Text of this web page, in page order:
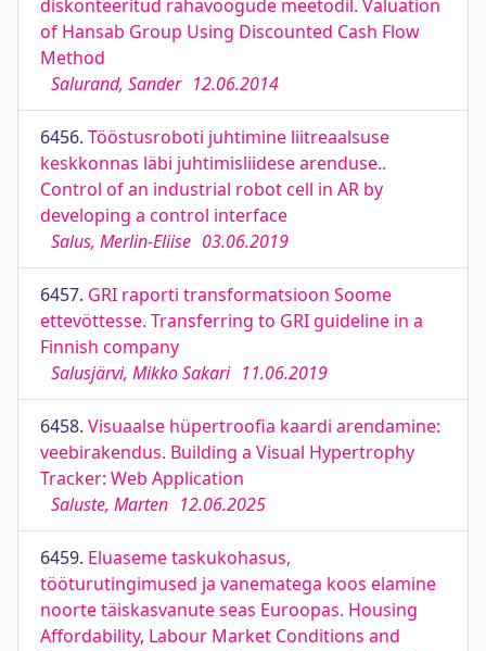
diskonteeritud rahavoogude meetodil. Valuation
of Hansab Group Using Discounted Cash Flow
Method
Salurand, Sander 12.06.2014
6456. Tööstusroboti juhtimine liitreaalsuse
keskkonnas läbi juhtimisliidese arenduse..
Control of an industrial robot cell in AR by
developing a control interface
Salus, Merlin-Eliise 03.06.2019
6457. GRI raporti transformatsioon Soome
ettevöttesse. Transferring to GRI guideline in a
Finnish company
Salusjärvi, Mikko Sakari 11.06.2019
6458. Visuaalse hüpertroofia kaardi arendamine:
veebirakendus. Building a Visual Hypertrophy
Tracker: Web Application
Saluste, Marten 12.06.2025
6459. Eluaseme taskukohasus,
tööturutingimused ja vanematega koos elamine
noorte täiskasvanute seas Euroopas. Housing
Affordability, Labour Market Conditions and